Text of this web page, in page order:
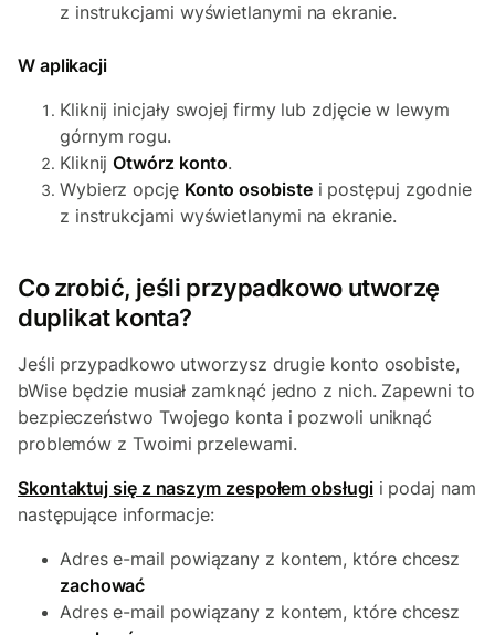
z instrukcjami wyświetlanymi na ekranie.
W aplikacji
Kliknij inicjały swojej firmy lub zdjęcie w lewym
górnym rogu.
KliknijOtwórz konto.
Wybierz opcję Konto osobistei postępuj zgodnie
z instrukcjami wyświetlanymi na ekranie.
Co zrobić, jeśli przypadkowo utworzę
duplikat konta?
Jeśli przypadkowo utworzysz drugie konto osobiste,
bWise będzie musiał zamknąć jedno z nich. Zapewni to
bezpieczeństwo Twojego konta i pozwoli uniknąć
problemów z Twoimi przelewami.
Skontaktuj się z naszym zespołem obsługii podaj nam
następujące informacje:
Adres e-mail powiązany z kontem, które chcesz
zachować
Adres e-mail powiązany z kontem, które chcesz